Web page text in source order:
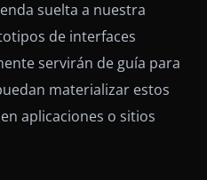
suelta a nuestra
de interfaces
servirán de guía para
materializar estos
aplicaciones o sitios